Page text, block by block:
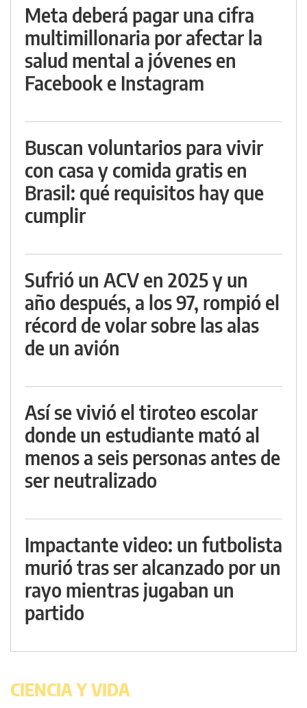
Meta deberá pagar una cifra
multimillonaria por afectar la
salud mental a jóvenes en
Facebook e Instagram
Buscan voluntarios para vivir
con casa y comida gratis en
Brasil: qué requisitos hay que
cumplir
Sufrió un ACV en 2025 y un
año después, a los 97, rompió el
récord de volar sobre las alas
de un avión
Así se vivió el tiroteo escolar
donde un estudiante mató al
menos a seis personas antes de
ser neutralizado
Impactante video: un futbolista
murió tras ser alcanzado por un
rayo mientras jugaban un
partido
CIENCIA Y VIDA